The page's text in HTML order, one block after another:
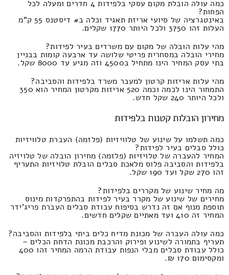
כמה עולה הובלת מקום עסקי בלפידות 4 חדרים ומעלה לכל
הפחות?
באינטגרציה של סיועי אריזת תאגיד וכלה ב# דיסטנס 55 ק"מ
העלות זהו 3750 ולכל היותר 1770 שקלים.
מהי עלות הובלה של מקום עם משרדים בעיר לפידות?
מחירי הובלה במסחרית פריטי שלושה עד ארבעה קומות בבניין
בתי עסק המחיר הינו מתחיל ב4500 וזה מגיע עד 8000 שקל.
מהי עלות אריזות קרטון למעבר משרד בלפידות והסביבה?
התמחור הינו לכמה וכמה 520 אריזות מקרטון המחיר הוא 350
ולכל היותר 240 שקל חדש.
מחירון הובלות קטנות בלפידות
כמה תשלמו על שינוע של טלוויזיות (פלזמה) העברת טלוויזיות
כולל סבלים בעיר לפידות?
המחיר להעברה של טלויזיות (פלזמה) מחירון הובלה של טלויזיה
בלפידות והסביבה פלוס מלאכת סבלים הובלת טלויזיות התעריף
זהו 270 שקל ועד 190 שקל.
מה מחיר שינוע של מקררים בלפידות?
מחירים של שינוע של מקרר בעיר לפידות בהתפרקדות מינוס
תוספת מנוף אם זה נדרש בסיפוח עבודת סבלים העברת פריג'ידר
המחיר זה 410 ועד מאתיים שקלים חדשים.
כמה עולה העברה של מכונת מדיח כלים ביתי בלפידות והסביבה?
תעריף בתמורה לשינוע ופירוק והרכבת מכונת הדחת הכלים –
כולל עבודת סבלים מבלי הנפות עבודת הרמה המחיר זהו 400
ומקסימום 170 ₪.